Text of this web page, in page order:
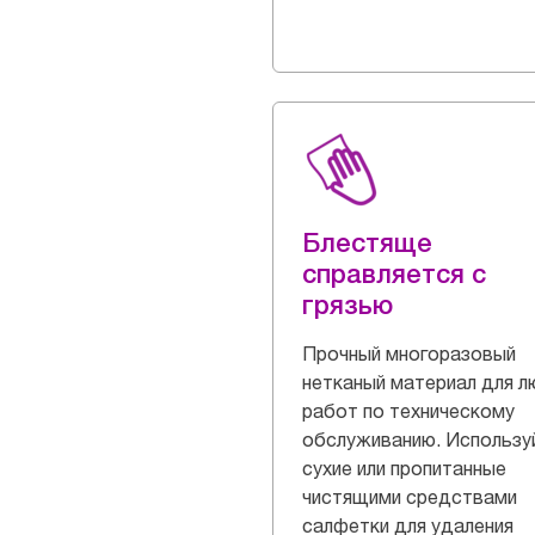
Блестяще
справляется с
грязью
Прочный многоразовый
нетканый материал для
работ по техническому
обслуживанию.
сухие или пропитанные
чистящими средствами
салфетки для удаления